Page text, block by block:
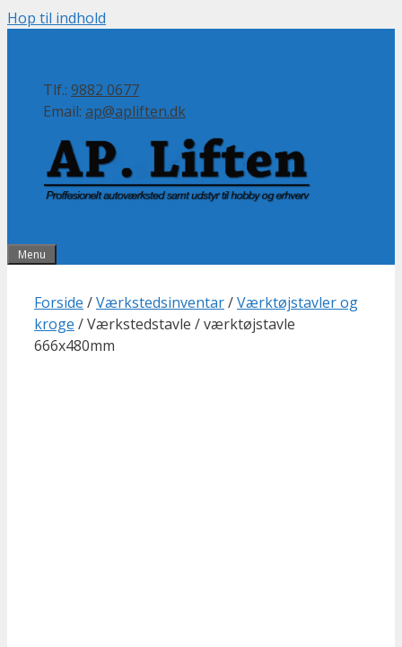
Hop til indhold
Tlf.: 9882 0677
Email: ap@apliften.dk
Menu
Forside /Værkstedsinventar/Værktøjstavler og
kroge / Værkstedstavle / værktøjstavle
666x480mm